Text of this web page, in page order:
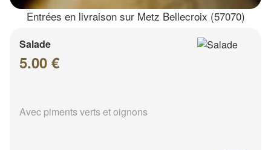
Entrées en livraison sur Metz Bellecroix (57070)
Salade
5.00 €
Avec piments verts et oignons